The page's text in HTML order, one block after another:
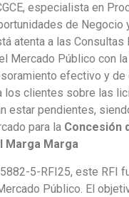
especialista en
de Negocio
atenta a las Consultas
Mercado Público con
efectivo y de
los clientes sobre las
estar pendientes,
para la Concesión
Marga Marga
5-RFI25, este RFI
Público. El